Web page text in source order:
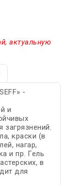
актуальную
-
и
краски (в
нагар,
и пр. Гель
в
для